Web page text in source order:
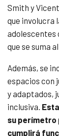
Smith y
que involucra
adolescentes
que se suma
Además, se
espacios con
y adaptados,
inclusiva.
su perímetro
cumplirá